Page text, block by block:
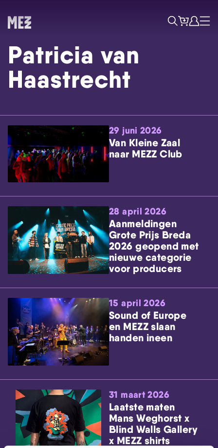
Skip navigatie
ZoekTicketsAccount
Menu
Patricia van
Haastrecht
29 juni 2026
Van Kleine Zaal
naar MEZZ Club
28 april 2026
Aanmeldingen
Grote Prijs Breda
2026 geopend met
nieuwe categorie
voor producers
15 april 2026
Sound of Europe
en MEZZ slaan
handen ineen
31 maart 2026
Laatste maten
Mans Weghorst x
Blind Walls Gallery
x MEZZ shirts